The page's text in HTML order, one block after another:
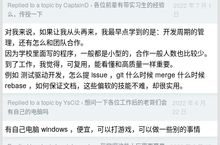
Replied to a topic by CaptainD › 各位前辈有带实习生的经验
么，传授一下
2022 年 7 月 1
日
对我来说，如果让我从头再来，我最早点学到的是：开发周期的管
理，还有怎么和团队合作。
因为学校里面写的程序，一般都是小型的，合作一般人数也比较少。
到了工作，我觉得，可复用，能看懂和高质量一样重要。
例如 测试驱动开发，怎么提 issue ，git 什么时候 merge 什么时候
rebase ，如何保证文档，这些偏软的技能不难，却很实用。
Replied to a topic by YsCi2 › 想问一下各位工作后的老哥们会
有自己的电脑吗
2022 年 6 月
22 日
有自己电脑 windows ，便宜，可以打游戏，可以做一些别的事情